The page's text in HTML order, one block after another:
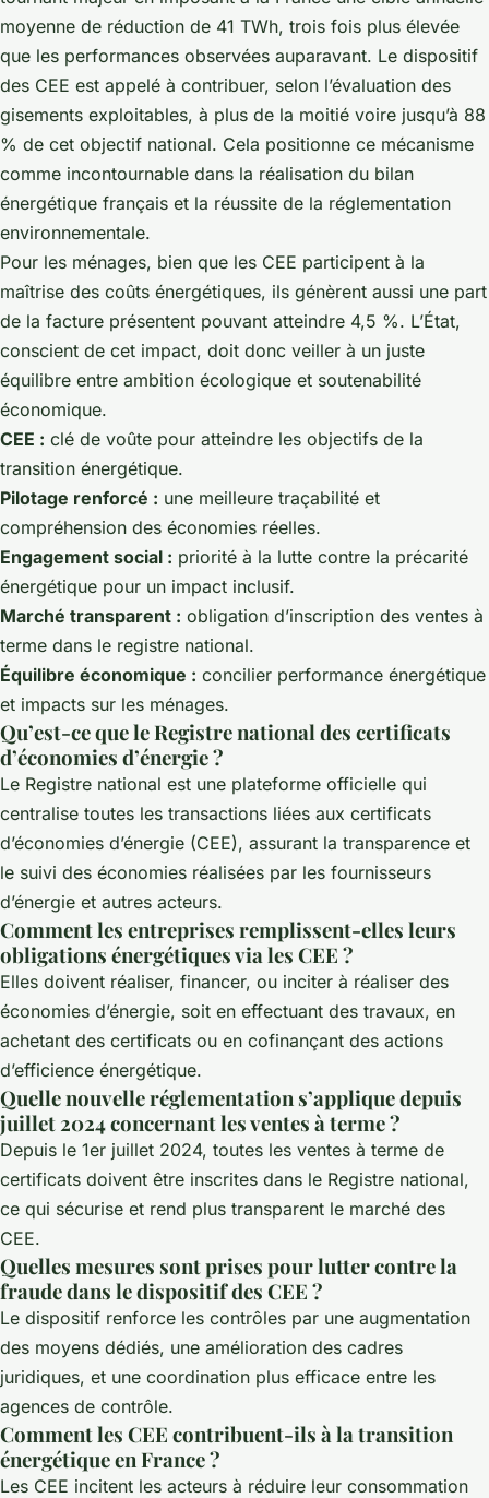
moyenne de réduction de 41 TWh, trois fois plus élevée
que les performances observées auparavant. Le dispositif
des CEE est appelé à contribuer, selon l’évaluation des
gisements exploitables, à plus de la moitié voire jusqu’à 88
% de cet objectif national. Cela positionne ce mécanisme
comme incontournable dans la réalisation du bilan
énergétique français et la réussite de la réglementation
environnementale.
Pour les ménages, bien que les CEE participent à la
maîtrise des coûts énergétiques, ils génèrent aussi une part
de la facture présentent pouvant atteindre 4,5 %. L’État,
conscient de cet impact, doit donc veiller à un juste
équilibre entre ambition écologique et soutenabilité
économique.
CEE : clé de voûte pour atteindre les objectifs de la
transition énergétique.
Pilotage renforcé : une meilleure traçabilité et
compréhension des économies réelles.
Engagement social : priorité à la lutte contre la précarité
énergétique pour un impact inclusif.
Marché transparent : obligation d’inscription des ventes à
terme dans le registre national.
Équilibre économique : concilier performance énergétique
et impacts sur les ménages.
Qu’est-ce que le Registre national des certificats
d’économies d’énergie ?
Le Registre national est une plateforme officielle qui
centralise toutes les transactions liées aux certificats
d’économies d’énergie (CEE), assurant la transparence et
le suivi des économies réalisées par les fournisseurs
d’énergie et autres acteurs.
Comment les entreprises remplissent-elles leurs
obligations énergétiques via les CEE ?
Elles doivent réaliser, financer, ou inciter à réaliser des
économies d’énergie, soit en effectuant des travaux, en
achetant des certificats ou en cofinançant des actions
d’efficience énergétique.
Quelle nouvelle réglementation s’applique depuis
juillet 2024 concernant les ventes à terme ?
Depuis le 1er juillet 2024, toutes les ventes à terme de
certificats doivent être inscrites dans le Registre national,
ce qui sécurise et rend plus transparent le marché des
CEE.
Quelles mesures sont prises pour lutter contre la
fraude dans le dispositif des CEE ?
Le dispositif renforce les contrôles par une augmentation
des moyens dédiés, une amélioration des cadres
juridiques, et une coordination plus efficace entre les
agences de contrôle.
Comment les CEE contribuent-ils à la transition
énergétique en France ?
Les CEE incitent les acteurs à réduire leur consommation